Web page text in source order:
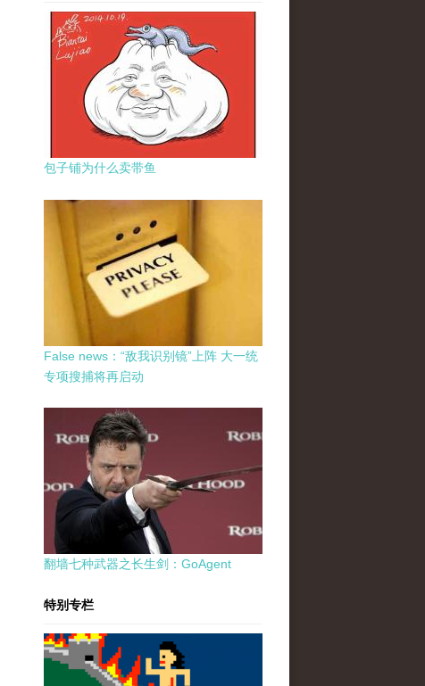
包子铺为什么卖带鱼
False news：“敌我识别镜”上阵 大一统
专项搜捕将再启动
翻墙七种武器之长生剑：GoAgent
特别专栏